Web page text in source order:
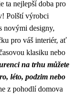
ta nejlepší doba pro
Polští výrobci
novými designy,
pro váš interiér, ať
klasiku nebo
na trhu můžete
léto, podzim nebo
z pohodlí domova